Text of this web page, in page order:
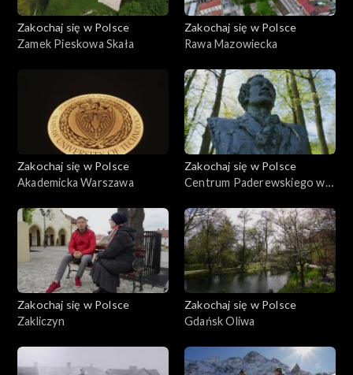
Zakochaj się w Polsce
Zamek Pieskowa Skała
Zakochaj się w Polsce
Rawa Mazowiecka
Zakochaj się w Polsce
Akademicka Warszawa
Zakochaj się w Polsce
Centrum Paderewskiego w
Zakochaj się w Polsce
Zakliczyn
Zakochaj się w Polsce
Gdańsk Oliwa